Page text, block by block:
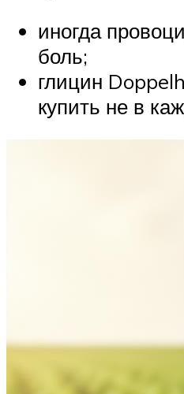
иногда
боль;
глицин
купить не в